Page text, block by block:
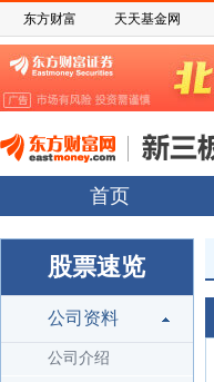
东方财富 天天基金网
首页
股票速览
公司资料
公司介绍